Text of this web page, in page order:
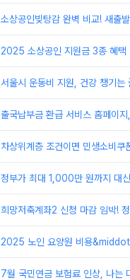
소상공인빚탕감 완벽 비교! 새출
2025 소상공인 지원금 3종 혜택
서울시 운동비 지원, 건강 챙기는
출국납부금 환급 서비스 홈페이
차상위계층 조건이면 민생소비
정부가 최대 1,000만 원까지 대
희망저축계좌2 신청 마감 임박!
2025 노인 요양원 비용
7월 국민연금 보험료 인상, 나는